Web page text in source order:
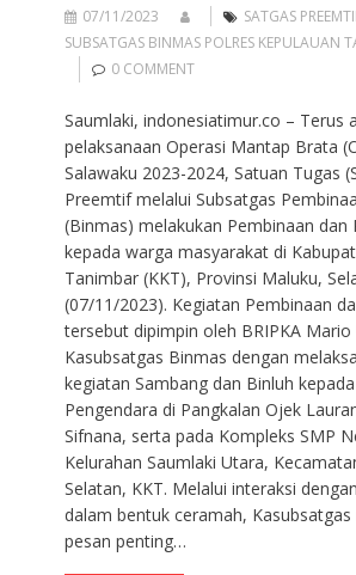
07/11/2023 SATGAS
SUBSATGAS BINMAS POLRES KEPULAUAN
0 COMMENT
Saumlaki, indonesiatimur.co – Terus
pelaksanaan Operasi Mantap Brata
Salawaku 2023-2024, Satuan Tugas
Preemtif melalui Subsatgas
(Binmas) melakukan Pembinaan dan
kepada warga masyarakat di
Tanimbar (KKT), Provinsi Maluku,
(07/11/2023). Kegiatan Pembinaan
tersebut dipimpin oleh BRIPKA Mario
Kasubsatgas Binmas dengan
kegiatan Sambang dan Binluh
Pengendara di Pangkalan Ojek
Sifnana, serta pada Kompleks SMP
Kelurahan Saumlaki Utara,
Selatan, KKT. Melalui interaksi
dalam bentuk ceramah,
pesan penting…